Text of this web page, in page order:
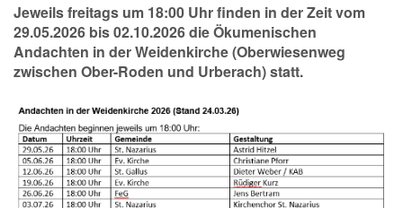
Jeweils freitags um 18:00 Uhr finden in der Zeit vom
29.05.2026 bis 02.10.2026 die Ökumenischen
Andachten in der Weidenkirche (Oberwiesenweg
zwischen Ober-Roden und Urberach) statt.